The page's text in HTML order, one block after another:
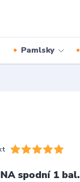
Pamlsky
spodní 1 bal.